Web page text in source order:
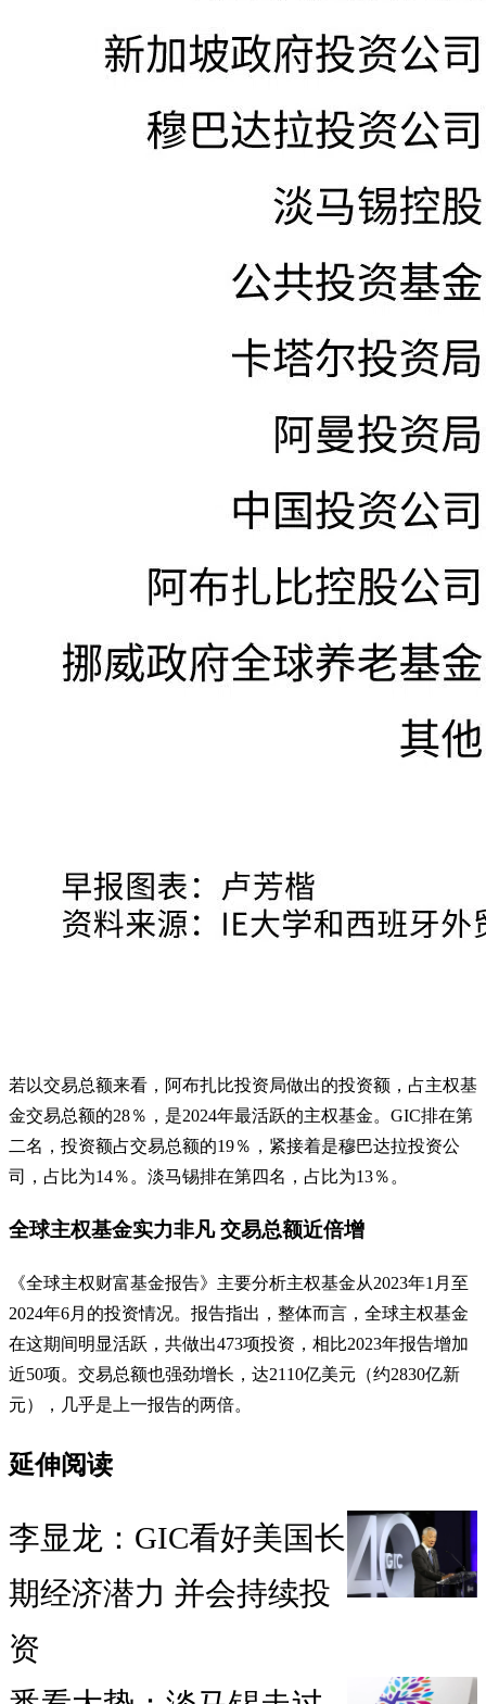
若以交易总额来看，阿布扎比投资局做出的投资额，占主权基
金交易总额的28％，是2024年最活跃的主权基金。GIC排在第
二名，投资额占交易总额的19％，紧接着是穆巴达拉投资公
司，占比为14％。淡马锡排在第四名，占比为13％。
全球主权基金实力非凡 交易总额近倍增
《全球主权财富基金报告》主要分析主权基金从2023年1月至
2024年6月的投资情况。报告指出，整体而言，全球主权基金
在这期间明显活跃，共做出473项投资，相比2023年报告增加
近50项。交易总额也强劲增长，达2110亿美元（约2830亿新
元），几乎是上一报告的两倍。
延伸阅读
李显龙：GIC看好美国长
期经济潜力 并会持续投
资